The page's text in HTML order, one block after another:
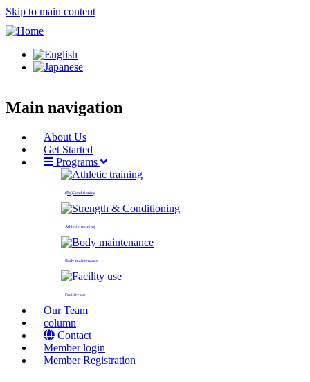
Skip to main content
Main navigation
About Us
Get Started
Programs
(Re)Conditioning
Athletic training
Body maintenance
Facility use
Our Team
column
Contact
Member login
Member Registration